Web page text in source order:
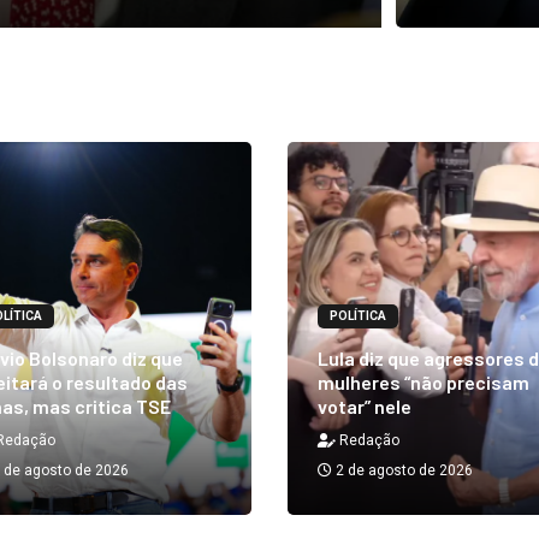
Bolsonaro diz que
o resultado das
mas critica TSE
de agosto de 2026
POLÍTICA
Lula diz que agressores
mulheres “não precisam
votar” nele
Redação
2 de agosto de 2026